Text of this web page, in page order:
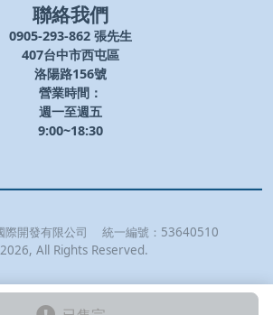
聯絡我們
0905-293-862 張先生
407台中市西屯區
洛陽路156號
營業時間：
週一至週五
9:00~18:30
際開發有限公司 統一編號： 53640510
2026, All Rights Reserved.